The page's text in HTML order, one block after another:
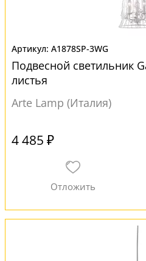
A1878SP-3WG
Подвесной светильник
листья
Arte Lamp (Италия)
4 485 ₽